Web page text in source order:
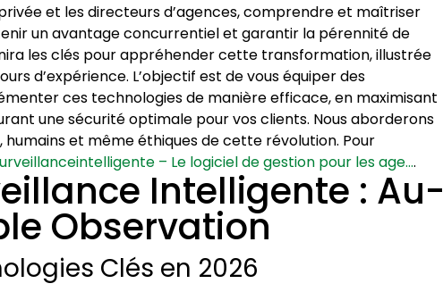
et les directeurs d’agences, comprendre et maîtriser
un avantage concurrentiel et garantir la pérennité de
les clés pour appréhender cette transformation, illustrée
d’expérience. L’objectif est de vous équiper des
ces technologies de manière efficace, en maximisant
une sécurité optimale pour vos clients. Nous aborderons
et même éthiques de cette révolution. Pour
– Le logiciel de gestion pour les age….
Intelligente : Au-
Observation
Clés en 2026